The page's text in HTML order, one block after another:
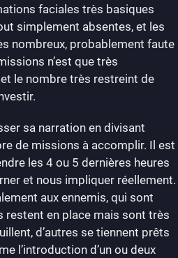
faciales très basiques
simplement absentes, et les
nombreux, probablement faute
n’est que très
le nombre très restreint de
sa narration en divisant
de missions à accomplir. Il est
les 4 ou 5 dernières heures
et nous impliquer réellement.
aux ennemis, qui sont
restent en place mais sont très
d’autres se tiennent prêts
l’introduction d’un ou deux